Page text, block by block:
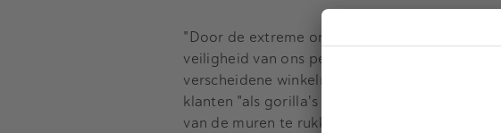
"Door de extreme omstandigheden hebben
veiligheid van ons personeel door de extreme
verscheidene winkelmedewerkers te hebben
klanten "als gorilla's op de ramen bonsden".
van de muren te rukken en personeel hebben